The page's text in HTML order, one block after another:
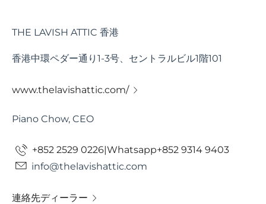
THE LAVISH ATTIC 香港
香港中環ペダー通り1-3号、セントラルビル1階101
www.thelavishattic.com/
Piano Chow, CEO
+852 2529 0226|Whatsapp+852 9314 9403
info@thelavishattic.com
連絡先ディーラー